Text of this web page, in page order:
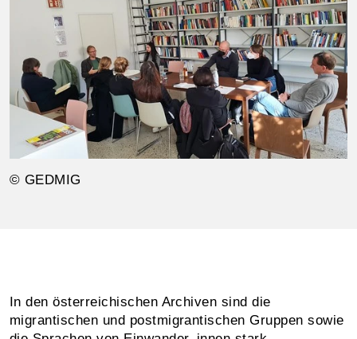
© GEDMIG
In den österreichischen Archiven sind die
migrantischen und postmigrantischen Gruppen sowie